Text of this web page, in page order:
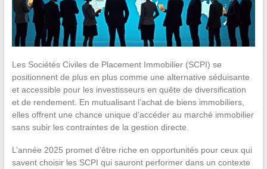
Les Sociétés Civiles de Placement Immobilier (SCPI) se
positionnent de plus en plus comme une alternative séduisante
et accessible pour les investisseurs en quête de diversification
et de rendement. En mutualisant l’achat de biens immobiliers,
elles offrent une chance unique d’accéder au marché immobilier
sans subir les contraintes de la gestion directe.
L’année 2025 promet d’être riche en opportunités pour ceux qui
savent choisir les SCPI qui sauront performer dans un contexte